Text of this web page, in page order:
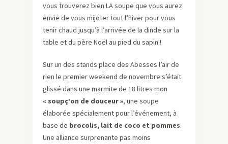
vous trouverez bien LA soupe que vous aurez
envie de vous mijoter tout l’hiver pour vous
tenir chaud jusqu’à l’arrivée de la dinde sur la
table et du père Noël au pied du sapin !
Sur un des stands place des Abesses l’air de
rien le premier weekend de novembre s’était
glissé dans une marmite de 18 litres mon
« soupç’on de douceur », une soupe
élaborée spécialement pour l’événement, à
base de brocolis, lait de coco et pommes.
Une alliance surprenante pas moins